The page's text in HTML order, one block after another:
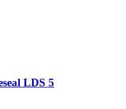
LDS 5